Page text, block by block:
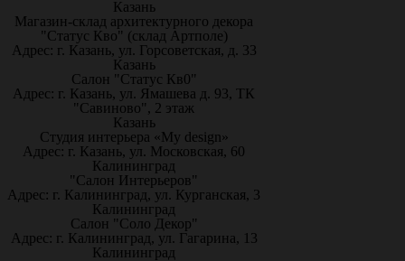
Казань
Магазин-склад архитектурного декора
"Статус Кво" (склад Артполе)
Адрес: г. Казань, ул. Горсоветская, д. 33
Казань
Салон "Статус Кв0"
Адрес: г. Казань, ул. Ямашева д. 93, ТК
"Савиново", 2 этаж
Казань
Студия интерьера «My design»
Адрес: г. Казань, ул. Московская, 60
Калининград
"Салон Интерьеров"
Адрес: г. Калининград, ул. Курганская, 3
Калининград
Салон "Соло Декор"
Адрес: г. Калининград, ул. Гагарина, 13
Калининград